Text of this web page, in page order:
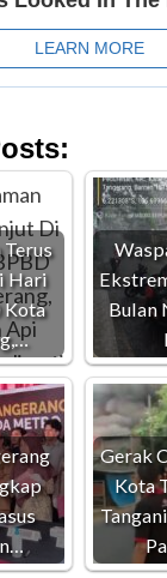
Terus
Hari
Kota
Bulan
Gerak
Kota